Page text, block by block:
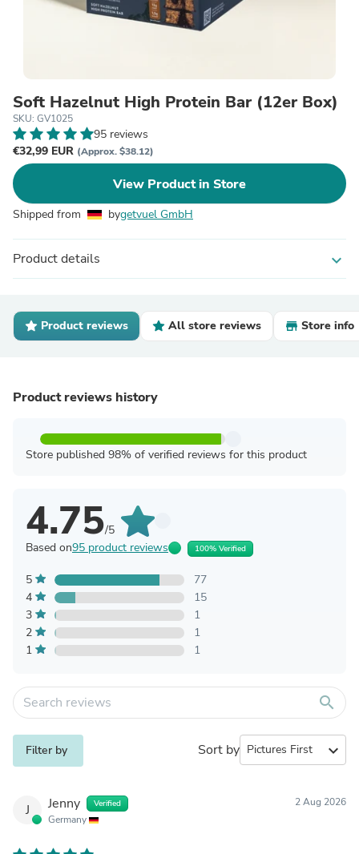
Soft Hazelnut High Protein Bar (12er Box)
SKU: GV1025
95 reviews
€32,99 EUR (Approx. $38.12)
View Product in Store
Shipped from bygetvuel GmbH
Product details expand_more
Product reviews All store reviews Store info
Product reviews history
Store published 98% of verified reviews for this product
4.75/5
Based on95 product reviews 100% Verified
5
77
4
15
3
1
2
1
1
1
search
Filter by Sort by expand_more
J Jenny Verified
Germany
2 Aug 2026